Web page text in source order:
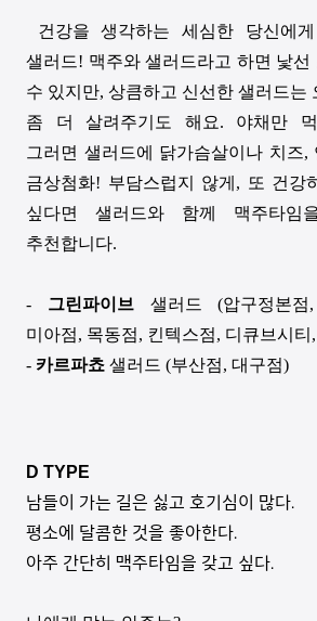
건강을 생각하는 세심한 당신에
샐러드! 맥주와 샐러드라고 하면 낯
수 있지만, 상큼하고 신선한 샐러드는
좀 더 살려주기도 해요. 야채만
그러면 샐러드에 닭가슴살이나 치즈,
금상첨화! 부담스럽지 않게 , 또 건강
싶다면 샐러드와 함께 맥주타임
추천합니다.
- 그린파이브샐러드 (압구정본점
미아점, 목동점, 킨텍스점, 디큐브시티 ,
- 카르파쵸 샐러드 (부산점, 대구점)
D TYPE
남들이 가는 길은 싫고 호기심이 많다.
평소에 달콤한 것을 좋아한다.
아주 간단히 맥주타임을 갖고 싶다.